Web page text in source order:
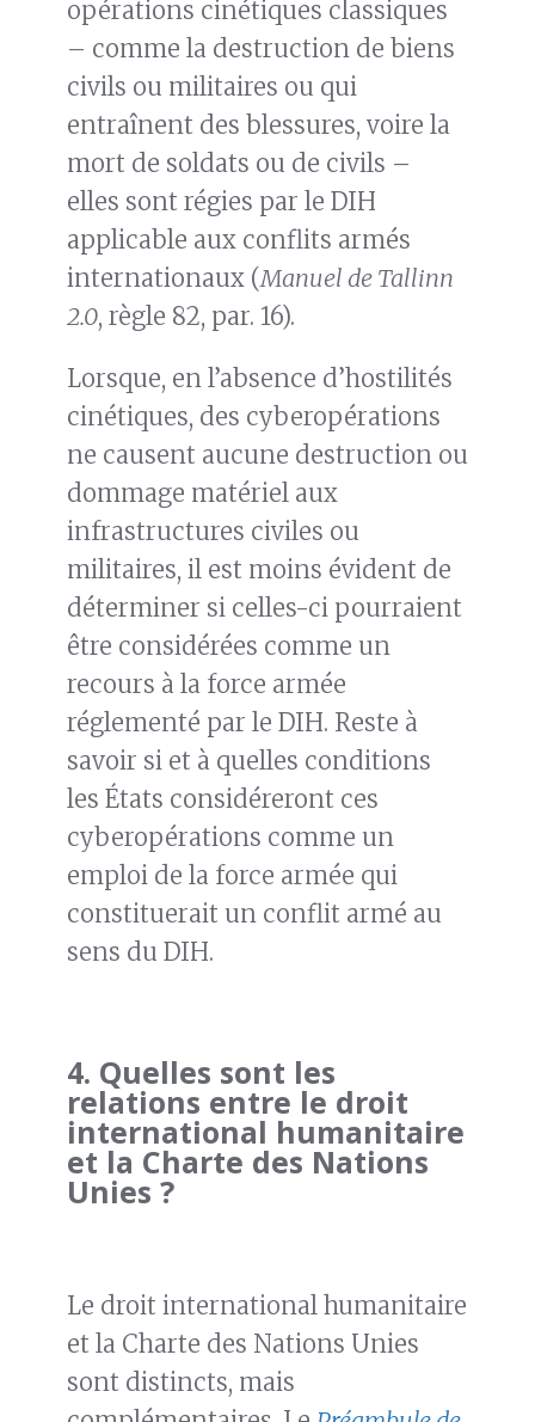
opérations cinétiques classiques
– comme la destruction de biens
civils ou militaires ou qui
entraînent des blessures, voire la
mort de soldats ou de civils –
elles sont régies par le DIH
applicable aux conflits armés
internationaux (Manuel de Tallinn
2.0, règle 82, par. 16).
Lorsque, en l’absence d’hostilités
cinétiques, des cyberopérations
ne causent aucune destruction ou
dommage matériel aux
infrastructures civiles ou
militaires, il est moins évident de
déterminer si celles-ci pourraient
être considérées comme un
recours à la force armée
réglementé par le DIH. Reste à
savoir si et à quelles conditions
les États considéreront ces
cyberopérations comme un
emploi de la force armée qui
constituerait un conflit armé au
sens du DIH.
4. Quelles sont les
relations entre le droit
international humanitaire
et la Charte des Nations
Unies ?
Le droit international humanitaire
et la Charte des Nations Unies
sont distincts, mais